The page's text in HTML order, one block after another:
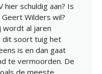
hier schuldig aan? Is
Wilders wil?
wordt al jaren
dit soort tuig het
is en dan gaat
te vermoorden. De
de meeste